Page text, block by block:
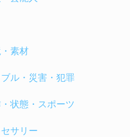
素材
ル・災害・犯罪
状態・スポーツ
サリー